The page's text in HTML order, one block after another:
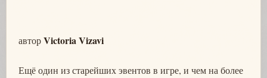
авторVictoria Vizavi
Ещё один из старейших эвентов в игре, и чем на более